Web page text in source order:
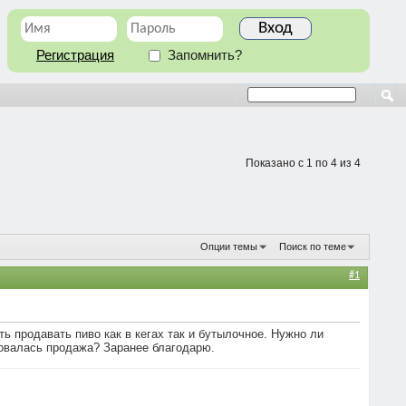
Регистрация Запомнить?
Показано с 1 по 4 из 4
Опции темы Поиск по теме
#1
пиво как в кегах так и бутылочное. Нужно ли
продажа? Заранее благодарю.